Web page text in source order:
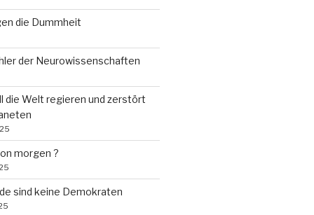
die Dummheit
der Neurowissenschaften
die Welt regieren und zerstört
morgen ?
sind keine Demokraten